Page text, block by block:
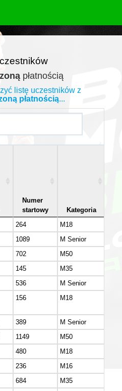
płatnością
listę uczestników z
płatnością...
Numer
startowy
Kategoria
264 M18
1089
M Senior
702
M50
145 M35
536
M Senior
156 M18
389 M Senior
1149 M50
480 M18
236 M16
684 M35